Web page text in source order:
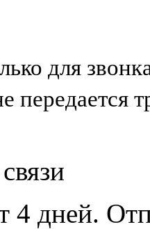
для
передается
4 дней.